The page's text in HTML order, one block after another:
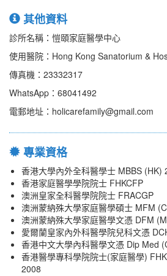
其他資料
診所名稱：愷頤家庭醫學中心
使用醫院：Hong Kong Sanatorium &
傳真機：23332317
WhatsApp：68041492
電郵地址：holicarefamily@gmail.com
專業資格
香港大學內外全科醫學士 MBBS (HK)
香港家庭醫學學院院士 FHKCFP
澳洲皇家全科醫學院院士 FRACGP
澳洲蒙納殊大學家庭醫學碩士 MFM
澳洲蒙納殊大學家庭醫學文憑 DFM
愛爾蘭皇家內外科醫學院兒科文憑
香港中文大學內科醫學文憑 Dip Med
香港醫學專科學院院士(家庭醫學)
2008